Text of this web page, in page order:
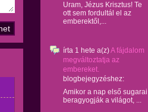
Uram, Jézus Krisztus! Te
ott sem fordultál el az
emberektől,...
írta 1 hete a(z)A fájdalom
megváltoztatja az
embereket.
blogbejegyzéshez:
Amikor a nap első sugarai
beragyogják a világot, ...